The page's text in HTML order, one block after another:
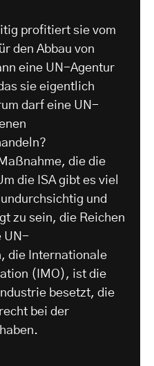
profitiert sie vom
den Abbau von
eine UN-Agentur
sie eigentlich
darf eine UN-
die die
die ISA gibt es viel
und
zu sein, die Reichen
UN-
die Internationale
(IMO), ist die
besetzt, die
bei der